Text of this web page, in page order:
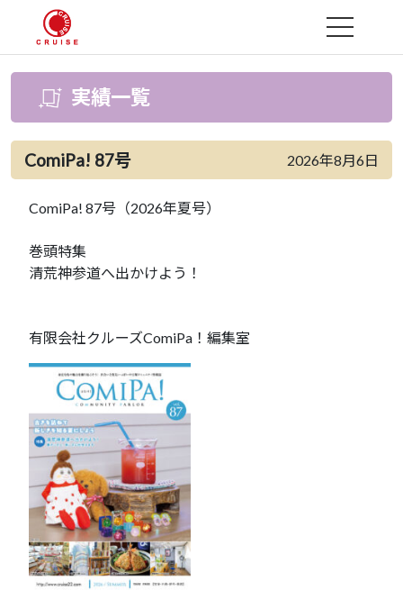
MENU
実績一覧
ComiPa! 87号 2026年8月6日
ComiPa! 87号（2026年夏号）
巻頭特集
清荒神参道へ出かけよう！
有限会社クルーズComiPa！編集室